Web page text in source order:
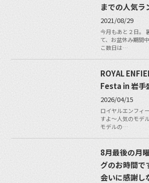
までの人気ラ
2021/08/29
今月もあと２日。
て、お盆休み期間
こ数日は…
ROYAL
Festa in 岩手
2026/04/15
ロイヤルエンフィ
すよ〜人気のモデ
モデルの…
8月最後の月
グのお時間で
会いに感謝し